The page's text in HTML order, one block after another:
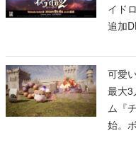
イド
追加
可愛
最大3
ム『
始。
し